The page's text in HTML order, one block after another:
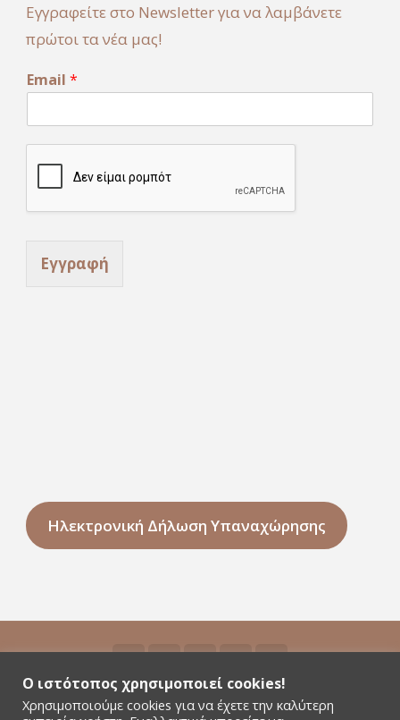
Εγγραφείτε στο Newsletter για να λαμβάνετε
πρώτοι τα νέα μας!
E
m
i
l
Email *
Εγγραφή
Ηλεκτρονική Δήλωση Υπαναχώρησης
©2026 Niyamas Yoga - All rights reserved - Αρ.
Ο ιστότοπος χρησιμοποιεί cookies!
Χρησιμοποιούμε cookies για να έχετε την καλύτερη